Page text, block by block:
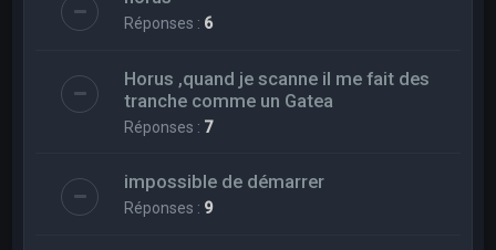
Réponses : 6
Horus ,quand je scanne il me fait des
tranche comme un Gatea
Réponses : 7
impossible de démarrer
Réponses : 9